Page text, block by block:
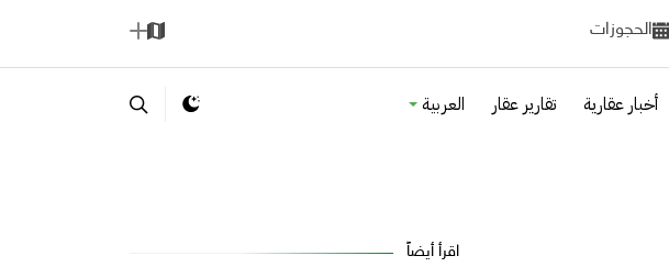
الحجوزات
ا
ا
أخبار عقارية تقارير عقار العربية
اقرأ أيضاً